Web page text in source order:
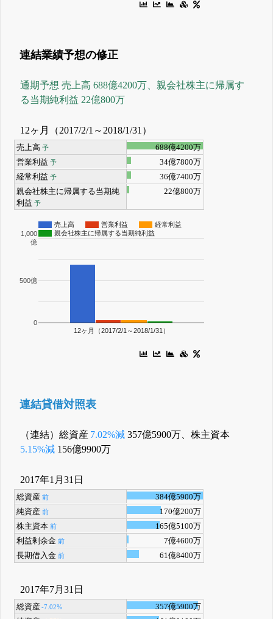
連結業績予想の修正
通期予想 売上高 688億4200万、親会社株主に帰属す
る当期純利益 22億800万
12ヶ月（2017/2/1～2018/1/31）
売上高 予
688億4200万
営業利益 予
34億7800万
経常利益 予
36億7400万
親会社株主に帰属する当期純
利益 予
22億800万
売上高 営業利益 経常利益
親会社株主に帰属する当期純利益
12ヶ月（2017/2/1～2018/1/31）
0
500億
1,000
億
連結貸借対照表
（連結）総資産 7.02%減 357億5900万、株主資本
5.15%減 156億9900万
2017年1月31日
総資産 前
384億5900万
純資産 前
170億200万
株主資本 前
165億5100万
利益剰余金 前
7億4600万
長期借入金 前 61億8400万
2017年7月31日
総資産-7.02%
357億5900万